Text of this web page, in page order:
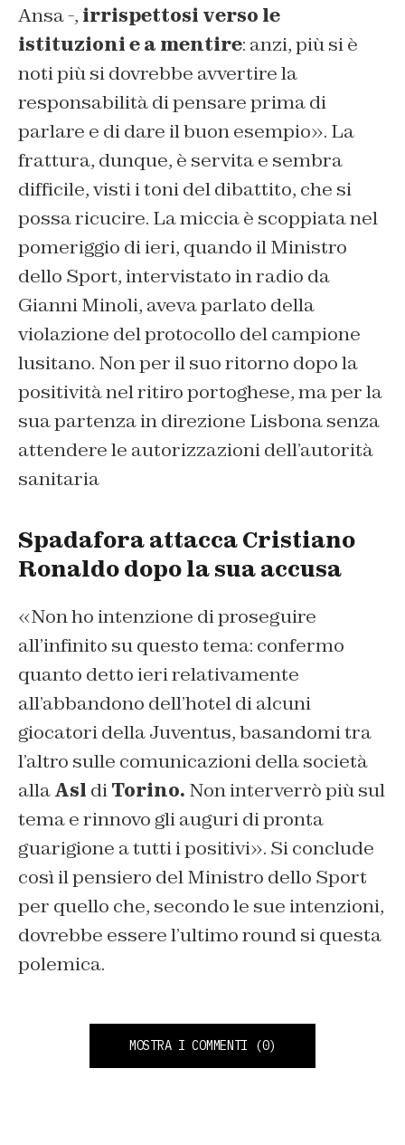
Ansa -, irrispettosi verso le
istituzioni e a mentire: anzi, più si è
noti più si dovrebbe avvertire la
responsabilità di pensare prima di
parlare e di dare il buon esempio». La
frattura, dunque, è servita e sembra
difficile, visti i toni del dibattito, che si
possa ricucire. La miccia è scoppiata nel
pomeriggio di ieri, quando il Ministro
dello Sport, intervistato in radio da
Gianni Minoli, aveva parlato della
violazione del protocollo del campione
lusitano. Non per il suo ritorno dopo la
positività nel ritiro portoghese, ma per la
sua partenza in direzione Lisbona senza
attendere le autorizzazioni dell’autorità
sanitaria
Spadafora attacca Cristiano
Ronaldo dopo la sua accusa
«Non ho intenzione di proseguire
all’infinito su questo tema: confermo
quanto detto ieri relativamente
all’abbandono dell’hotel di alcuni
giocatori della Juventus, basandomi tra
l’altro sulle comunicazioni della società
allaAsl diTorino. Non interverrò più sul
tema e rinnovo gli auguri di pronta
guarigione a tutti i positivi». Si conclude
così il pensiero del Ministro dello Sport
per quello che, secondo le sue intenzioni,
dovrebbe essere l’ultimo round si questa
polemica.
MOSTRA I COMMENTI (0)